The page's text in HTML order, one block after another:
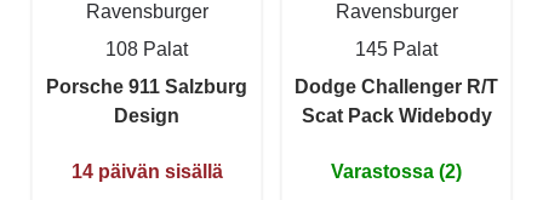
Ravensburger
108 Palat
Porsche 911 Salzburg
Design
14 päivän sisällä
Ravensburger
145 Palat
Dodge Challenger R/T
Scat Pack Widebody
Varastossa (2)